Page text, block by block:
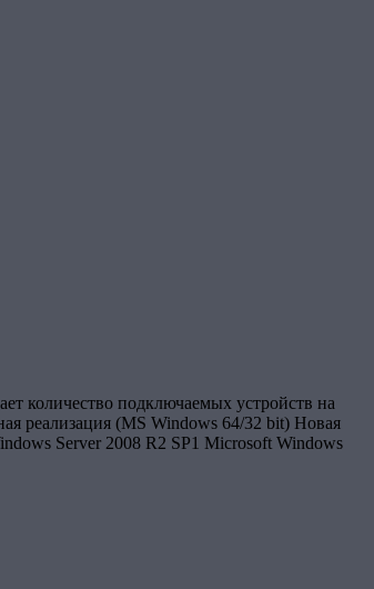
количество подключаемых устройств на
реализация (MS Windows 64/32 bit) Новая
Server 2008 R2 SP1 Microsoft Windows